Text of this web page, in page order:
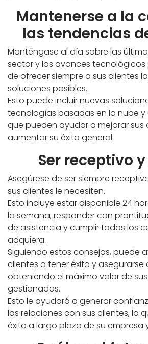
Mantenerse a la
las tendencias
Manténgase al día sobre las
sector y los avances tecnológicos
de ofrecer siempre a sus clientes
soluciones posibles.
Esto puede incluir nuevas
tecnologías basadas en la nube
que pueden ayudar a mejorar sus
aumentar su éxito general.
Ser receptivo
Asegúrese de ser siempre
sus clientes le necesiten.
Esto incluye estar disponible 24
la semana, responder con
de asistencia y cumplir todos los
adquiera.
Siguiendo estos consejos, puede
clientes a tener éxito y asegurarse
obteniendo el máximo valor de
gestionados.
Esto le ayudará a generar
las relaciones con sus clientes, lo
éxito a largo plazo de su empresa